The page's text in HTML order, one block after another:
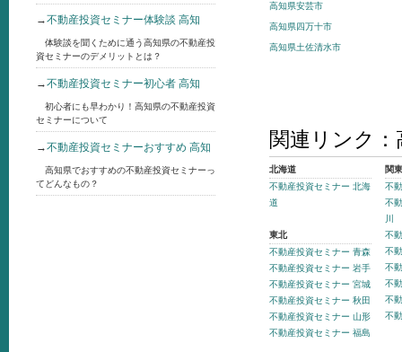
→不動産投資セミナー体験談 高知
体験談を聞くために通う高知県の不動産投
資セミナーのデメリットとは？
→不動産投資セミナー初心者 高知
初心者にも早わかり！高知県の不動産投資
セミナーについて
→不動産投資セミナーおすすめ 高知
高知県でおすすめの不動産投資セミナーっ
てどんなもの？
高知県安芸市
高知県四万十市
高知県土佐清水市
関連リンク
北海道
不動産投資セミナー 北海
道
東北
不動産投資セミナー 青森
不動産投資セミナー 岩手
不動産投資セミナー 宮城
不動産投資セミナー 秋田
不動産投資セミナー 山形
不動産投資セミナー 福島
関東
不
不
川
不
不
不
不
不
不